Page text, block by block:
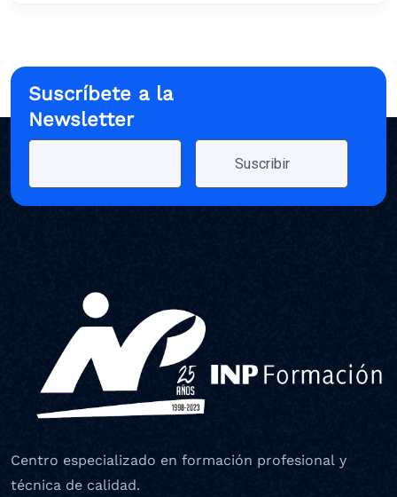
Suscríbete a la
Newsletter
Centro especializado en formación profesional y
técnica de calidad.